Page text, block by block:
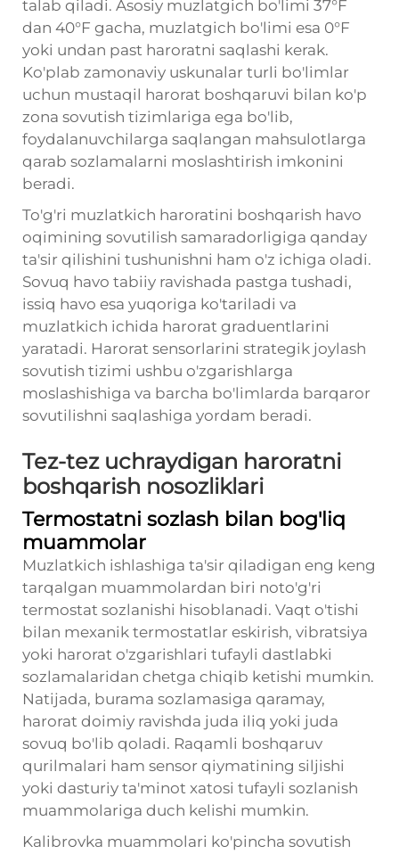
talab qiladi. Asosiy muzlatgich bo'limi 37°F
dan 40°F gacha, muzlatgich bo'limi esa 0°F
yoki undan past haroratni saqlashi kerak.
Ko'plab zamonaviy uskunalar turli bo'limlar
uchun mustaqil harorat boshqaruvi bilan ko'p
zona sovutish tizimlariga ega bo'lib,
foydalanuvchilarga saqlangan mahsulotlarga
qarab sozlamalarni moslashtirish imkonini
beradi.
To'g'ri muzlatkich haroratini boshqarish havo
oqimining sovutilish samaradorligiga qanday
ta'sir qilishini tushunishni ham o'z ichiga oladi.
Sovuq havo tabiiy ravishada pastga tushadi,
issiq havo esa yuqoriga ko'tariladi va
muzlatkich ichida harorat graduentlarini
yaratadi. Harorat sensorlarini strategik joylash
sovutish tizimi ushbu o'zgarishlarga
moslashishiga va barcha bo'limlarda barqaror
sovutilishni saqlashiga yordam beradi.
Tez-tez uchraydigan haroratni
boshqarish nosozliklari
Termostatni sozlash bilan bog'liq
muammolar
Muzlatkich ishlashiga ta'sir qiladigan eng keng
tarqalgan muammolardan biri noto'g'ri
termostat sozlanishi hisoblanadi. Vaqt o'tishi
bilan mexanik termostatlar eskirish, vibratsiya
yoki harorat o'zgarishlari tufayli dastlabki
sozlamalaridan chetga chiqib ketishi mumkin.
Natijada, burama sozlamasiga qaramay,
harorat doimiy ravishda juda iliq yoki juda
sovuq bo'lib qoladi. Raqamli boshqaruv
qurilmalari ham sensor qiymatining siljishi
yoki dasturiy ta'minot xatosi tufayli sozlanish
muammolariga duch kelishi mumkin.
Kalibrovka muammolari ko'pincha sovutish